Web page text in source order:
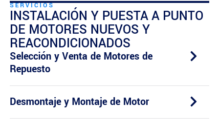
SERVICIOS
INSTALACIÓN Y PUESTA A PUNTO
DE MOTORES NUEVOS Y
REACONDICIONADOS
Selección y Venta de Motores de
Repuesto
Desmontaje y Montaje de Motor